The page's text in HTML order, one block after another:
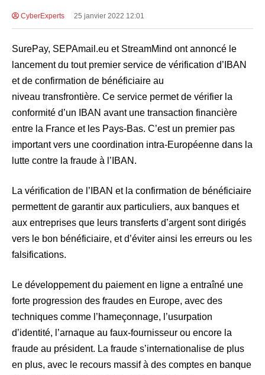
CyberExperts 25 janvier 2022 12:01
SurePay, SEPAmail.eu et StreamMind ont annoncé le
lancement du tout premier service de vérification d’IBAN
et de confirmation de bénéficiaire au
niveau transfrontière. Ce service permet de vérifier la
conformité d’un IBAN avant une transaction financière
entre la France et les Pays-Bas. C’est un premier pas
important vers une coordination intra-Européenne dans la
lutte contre la fraude à l’IBAN.
La vérification de l’IBAN et la confirmation de bénéficiaire
permettent de garantir aux particuliers, aux banques et
aux entreprises que leurs transferts d’argent sont dirigés
vers le bon bénéficiaire, et d’éviter ainsi les erreurs ou les
falsifications.
Le développement du paiement en ligne a entraîné une
forte progression des fraudes en Europe, avec des
techniques comme l’hameçonnage, l’usurpation
d’identité, l’arnaque au faux-fournisseur ou encore la
fraude au président. La fraude s’internationalise de plus
en plus, avec le recours massif à des comptes en banque